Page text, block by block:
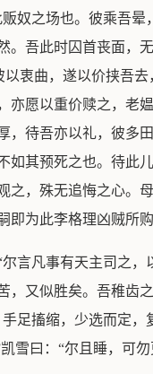
奴之场也。彼乘吾
吾此时囚首丧面，
衷曲，遂以价挟吾
亦愿以重价赎之，老
，待吾亦以礼，彼多
其预死之也。待此
之，殊无追悔之心。
即为此李格理凶贼所
言凡事有天主司之，
，又似胜矣。吾稚齿
足搐缩，少选而定，
曰：“尔且睡，可勿